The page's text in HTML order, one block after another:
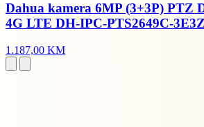
Dahua kamera 6MP (3+3P) PTZ
4G LTE DH-IPC-PTS2649C-
1.187,00 KM